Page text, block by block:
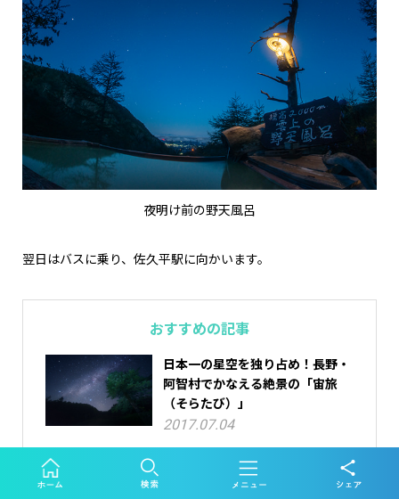
夜明け前の野天風呂
翌日はバスに乗り、佐久平駅に向かいます。
おすすめの記事
日本一の星空を独り占め！長野・
阿智村でかなえる絶景の「宙旅
（そらたび）」
2017.07.04